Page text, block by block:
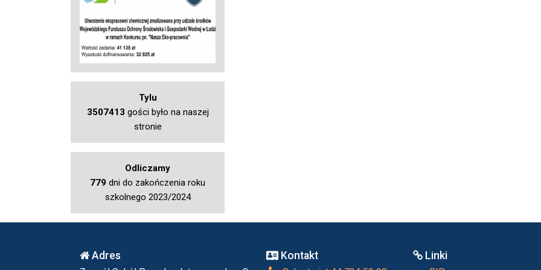
Tylu
3507413 gości było na naszej
stronie
Odliczamy
779 dni do zakończenia roku
szkolnego 2023/2024
Adres Kontakt Linki